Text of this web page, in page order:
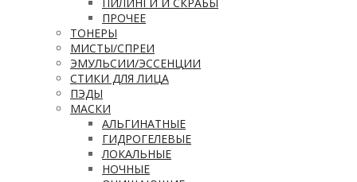
ПРОЧЕЕ
ТОНЕРЫ
МИСТЫ/СПРЕИ
ЭМУЛЬСИИ/ЭССЕНЦИИ
СТИКИ ДЛЯ ЛИЦА
ПЭДЫ
МАСКИ
АЛЬГИНАТНЫЕ
ГИДРОГЕЛЕВЫЕ
ЛОКАЛЬНЫЕ
НОЧНЫЕ